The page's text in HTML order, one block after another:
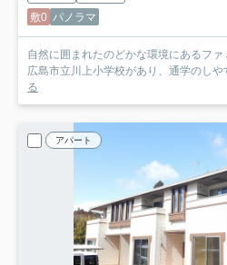
敷0 パノラマ
自然に囲まれたのどかな環境にあるフ
広島市立川上小学校があり、通学のし
る
アパート